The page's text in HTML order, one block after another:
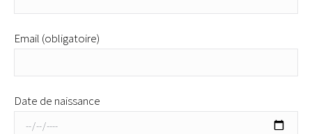
Email (obligatoire)
Date de naissance